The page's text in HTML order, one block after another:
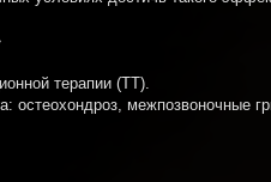
терапии (ТТ).
остеохондроз, межпозвоночные